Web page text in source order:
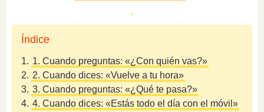
Índice
1. 1. Cuando preguntas: «¿Con quién vas?»
2. 2. Cuando dices: «Vuelve a tu hora»
3. 3. Cuando preguntas: «¿Qué te pasa?»
4. 4. Cuando dices: «Estás todo el día con el móvil»